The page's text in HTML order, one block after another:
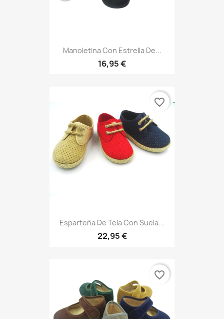
Manoletina Con Estrella De...
16,95 €
Esparteña De Tela Con Suela...
22,95 €
favorite_border
favorite_border